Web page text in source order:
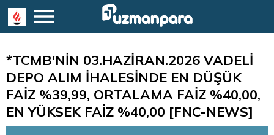
*TCMB'NİN 03.HAZİRAN.2026 VADELİ
DEPO ALIM İHALESİNDE EN DÜŞÜK
FAİZ %39,99, ORTALAMA FAİZ %40,00,
EN YÜKSEK FAİZ %40,00 [FNC-NEWS]